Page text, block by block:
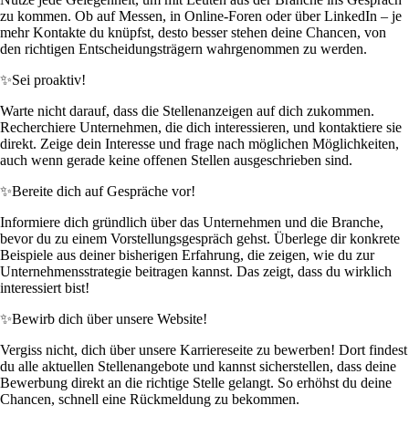
zu kommen. Ob auf Messen, in Online-Foren oder über LinkedIn – je
mehr Kontakte du knüpfst, desto besser stehen deine Chancen, von
den richtigen Entscheidungsträgern wahrgenommen zu werden.
✨Sei proaktiv!
Warte nicht darauf, dass die Stellenanzeigen auf dich zukommen.
Recherchiere Unternehmen, die dich interessieren, und kontaktiere sie
direkt. Zeige dein Interesse und frage nach möglichen Möglichkeiten,
auch wenn gerade keine offenen Stellen ausgeschrieben sind.
✨Bereite dich auf Gespräche vor!
Informiere dich gründlich über das Unternehmen und die Branche,
bevor du zu einem Vorstellungsgespräch gehst. Überlege dir konkrete
Beispiele aus deiner bisherigen Erfahrung, die zeigen, wie du zur
Unternehmensstrategie beitragen kannst. Das zeigt, dass du wirklich
interessiert bist!
✨Bewirb dich über unsere Website!
Vergiss nicht, dich über unsere Karriereseite zu bewerben! Dort findest
du alle aktuellen Stellenangebote und kannst sicherstellen, dass deine
Bewerbung direkt an die richtige Stelle gelangt. So erhöhst du deine
Chancen, schnell eine Rückmeldung zu bekommen.